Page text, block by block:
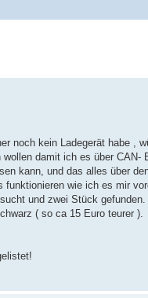
noch kein Ladegerät habe ,
damit ich es über CAN-
kann, und das alles über
wie ich es mir
und zwei Stück gefunden.
( so ca 15 Euro teurer ).